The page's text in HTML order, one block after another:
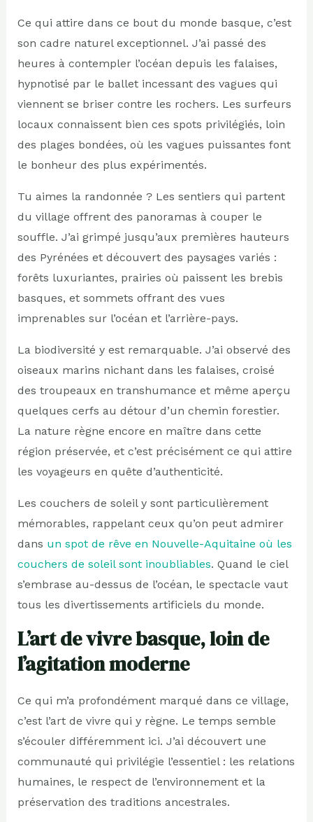
Ce qui attire dans ce bout du monde basque, c’est
son cadre naturel exceptionnel. J’ai passé des
heures à contempler l’océan depuis les falaises,
hypnotisé par le ballet incessant des vagues qui
viennent se briser contre les rochers. Les surfeurs
locaux connaissent bien ces spots privilégiés, loin
des plages bondées, où les vagues puissantes font
le bonheur des plus expérimentés.
Tu aimes la randonnée ? Les sentiers qui partent
du village offrent des panoramas à couper le
souffle. J’ai grimpé jusqu’aux premières hauteurs
des Pyrénées et découvert des paysages variés :
forêts luxuriantes, prairies où paissent les brebis
basques, et sommets offrant des vues
imprenables sur l’océan et l’arrière-pays.
La biodiversité y est remarquable. J’ai observé des
oiseaux marins nichant dans les falaises, croisé
des troupeaux en transhumance et même aperçu
quelques cerfs au détour d’un chemin forestier.
La nature règne encore en maître dans cette
région préservée, et c’est précisément ce qui attire
les voyageurs en quête d’authenticité.
Les couchers de soleil y sont particulièrement
mémorables, rappelant ceux qu’on peut admirer
dans un spot de rêve en Nouvelle-Aquitaine où les
couchers de soleil sont inoubliables. Quand le ciel
s’embrase au-dessus de l’océan, le spectacle vaut
tous les divertissements artificiels du monde.
L’art de vivre basque, loin de
l’agitation moderne
Ce qui m’a profondément marqué dans ce village,
c’est l’art de vivre qui y règne. Le temps semble
s’écouler différemment ici. J’ai découvert une
communauté qui privilégie l’essentiel : les relations
humaines, le respect de l’environnement et la
préservation des traditions ancestrales.